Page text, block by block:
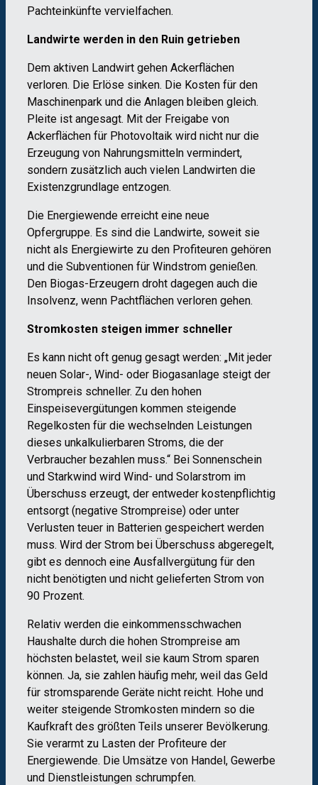
Pachteinkünfte vervielfachen.
Landwirte werden in den Ruin getrieben
Dem aktiven Landwirt gehen Ackerflächen
verloren. Die Erlöse sinken. Die Kosten für den
Maschinenpark und die Anlagen bleiben gleich.
Pleite ist angesagt. Mit der Freigabe von
Ackerflächen für Photovoltaik wird nicht nur die
Erzeugung von Nahrungsmitteln vermindert,
sondern zusätzlich auch vielen Landwirten die
Existenzgrundlage entzogen.
Die Energiewende erreicht eine neue
Opfergruppe. Es sind die Landwirte, soweit sie
nicht als Energiewirte zu den Profiteuren gehören
und die Subventionen für Windstrom genießen.
Den Biogas-Erzeugern droht dagegen auch die
Insolvenz, wenn Pachtflächen verloren gehen.
Stromkosten steigen immer schneller
Es kann nicht oft genug gesagt werden: „Mit jeder
neuen Solar-, Wind- oder Biogasanlage steigt der
Strompreis schneller. Zu den hohen
Einspeisevergütungen kommen steigende
Regelkosten für die wechselnden Leistungen
dieses unkalkulierbaren Stroms, die der
Verbraucher bezahlen muss.“ Bei Sonnenschein
und Starkwind wird Wind- und Solarstrom im
Überschuss erzeugt, der entweder kostenpflichtig
entsorgt (negative Strompreise) oder unter
Verlusten teuer in Batterien gespeichert werden
muss. Wird der Strom bei Überschuss abgeregelt,
gibt es dennoch eine Ausfallvergütung für den
nicht benötigten und nicht gelieferten Strom von
90 Prozent.
Relativ werden die einkommensschwachen
Haushalte durch die hohen Strompreise am
höchsten belastet, weil sie kaum Strom sparen
können. Ja, sie zahlen häufig mehr, weil das Geld
für stromsparende Geräte nicht reicht. Hohe und
weiter steigende Stromkosten mindern so die
Kaufkraft des größten Teils unserer Bevölkerung.
Sie verarmt zu Lasten der Profiteure der
Energiewende. Die Umsätze von Handel, Gewerbe
und Dienstleistungen schrumpfen.